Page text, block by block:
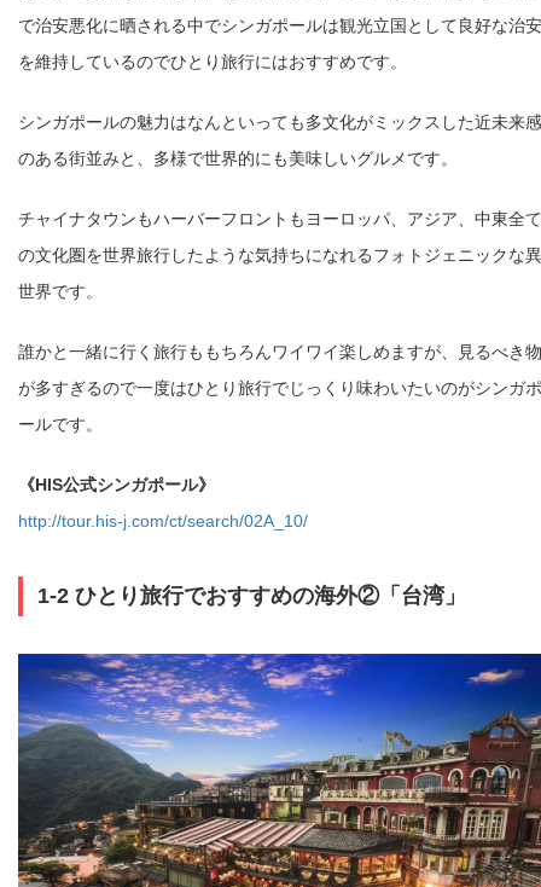
で治安悪化に晒される中でシンガポールは観光立国として良好な治安
を維持しているのでひとり旅行にはおすすめです。
シンガポールの魅力はなんといっても多文化がミックスした近未来感
のある街並みと、多様で世界的にも美味しいグルメです。
チャイナタウンもハーバーフロントもヨーロッパ、アジア、中東全て
の文化圏を世界旅行したような気持ちになれるフォトジェニックな異
世界です。
誰かと一緒に行く旅行ももちろんワイワイ楽しめますが、見るべき物
が多すぎるので一度はひとり旅行でじっくり味わいたいのがシンガポ
ールです。
《HIS公式シンガポール》
http://tour.his-j.com/ct/search/02A_10/
1-2 ひとり旅行でおすすめの海外②「台湾」